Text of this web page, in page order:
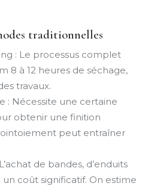
traditionnelles
: Le processus complet
8 à 12 heures de séchage,
travaux.
: Nécessite une certaine
obtenir une finition
peut entraîner
de bandes, d’enduits
coût significatif. On estime